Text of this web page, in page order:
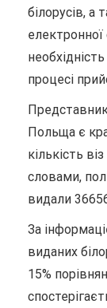
білорусів,
процесі
Польща є
кількість
словами,
видали
За
виданих
15%